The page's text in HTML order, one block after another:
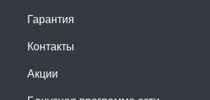
Гарантия
Контакты
Акции